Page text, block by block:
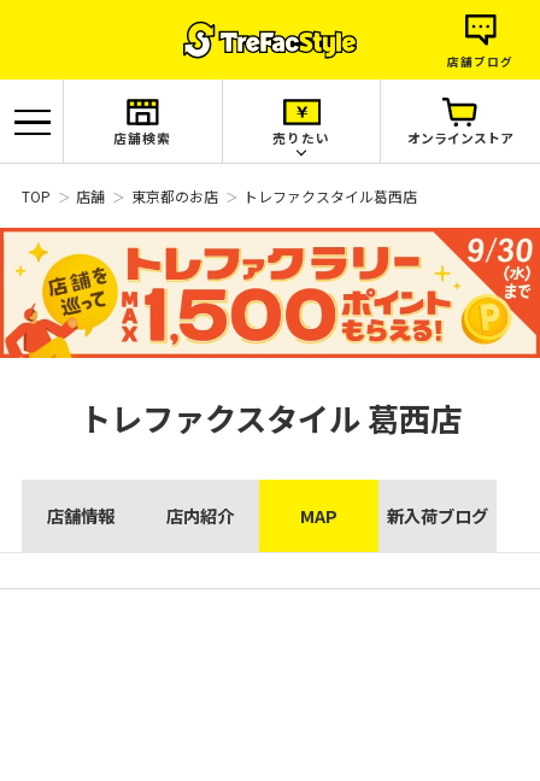
店舗ブログ
店舗検索 売りたい オンラインストア
TOP 店舗 東京都のお店 トレファクスタイル葛西店
トレファクスタイル葛西店
店舗情報 店内紹介 MAP 新入荷ブログ